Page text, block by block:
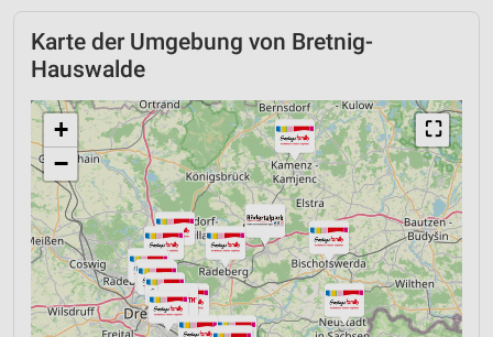
Karte der Umgebung von Bretnig-
Hauswalde
⛶
+
−